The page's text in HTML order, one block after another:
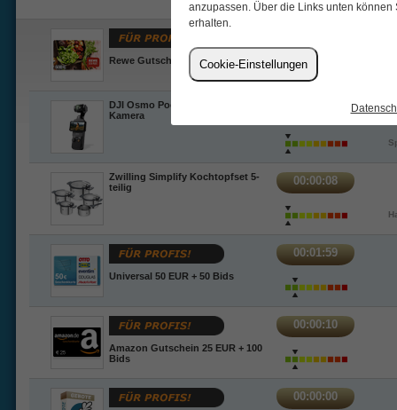
Rewe Gutschein 500 EUR
DJI Osmo Pocket 3 Vlogging-
Kamera
Zwilling Simplify Kochtopfset 5-
teilig
00:00:08
Universal 50 EUR + 50 Bids
00:01:59
Amazon Gutschein 25 EUR + 100
Bids
00:00:10
00:00:00
anzupassen. Über die Links unten
erhalten.
Cookie-Einstellungen